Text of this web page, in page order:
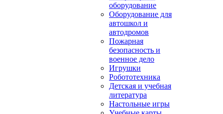
оборудование
Оборудование для
автошкол и
автодромов
Пожарная
безопасность и
военное дело
Игрушки
Робототехника
Детская и учебная
литература
Настольные игры